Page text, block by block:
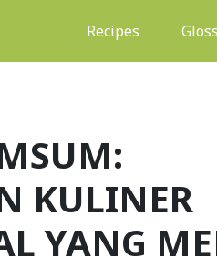
Recipes (current)
KULINER
YANG